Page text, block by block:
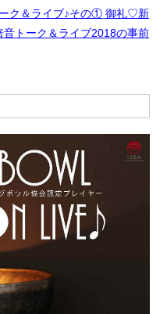
ク＆ライブ♪その① 御礼♡新
音トーク＆ライブ2018の事前